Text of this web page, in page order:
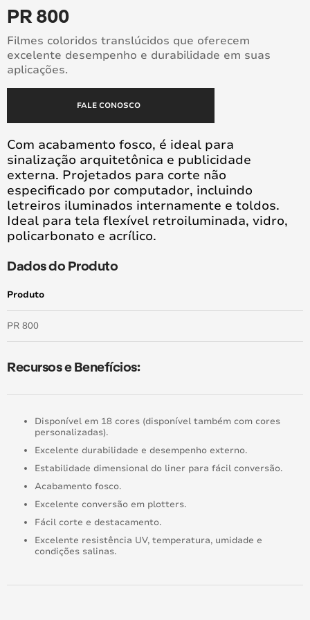
PR 800
Filmes coloridos translúcidos que oferecem
excelente desempenho e durabilidade em suas
aplicações.
FALE CONOSCO
Com acabamento fosco, é ideal para
sinalização arquitetônica e publicidade
externa. Projetados para corte não
especificado por computador, incluindo
letreiros iluminados internamente e toldos.
Ideal para tela flexível retroiluminada, vidro,
policarbonato e acrílico.
Dados do Produto
Produto
PR 800
Recursos e Benefícios:
Disponível em 18 cores (disponível também com cores
personalizadas).
Excelente durabilidade e desempenho externo.
Estabilidade dimensional do liner para fácil conversão.
Acabamento fosco.
Excelente conversão em plotters.
Fácil corte e destacamento.
Excelente resistência UV, temperatura, umidade e
condições salinas.